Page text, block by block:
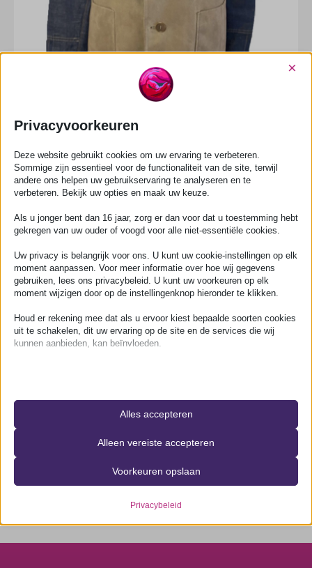
Aanvullende informatie
Aanvullende informatie
Privacyvoorkeuren
×
Deze website gebruikt cookies om uw ervaring te verbeteren.
Sommige zijn essentieel voor de functionaliteit van de site, terwijl
andere ons helpen uw gebruikservaring te analyseren en te
verbeteren. Bekijk uw opties en maak uw keuze.
Als u jonger bent dan 16 jaar, zorg er dan voor dat u toestemming hebt
gekregen van uw ouder of voogd voor alle niet-essentiële cookies.
Uw privacy is belangrijk voor ons. U kunt uw cookie-instellingen op elk
moment aanpassen. Voor meer informatie over hoe wij gegevens
gebruiken, lees ons privacybeleid. U kunt uw voorkeuren op elk
moment wijzigen door op de instellingenknop hieronder te klikken.
Houd er rekening mee dat als u ervoor kiest bepaalde soorten cookies
uit te schakelen, dit uw ervaring op de site en de services die wij
kunnen aanbieden, kan beïnvloeden.
noodzakelijk voor de correcte werking van de website. Deze
cookies en services vereisen geen toestemming van de gebruiker
Details weergeven
Deze cookies en services zijn noodzakelijk voor de correcte
werking van de website, maar hun gebruik vereist toestemming van
de gebruiker. Dit kan onder meer betalingsgateways, captcha-
services en geïntegreerde boekingsservices omvatten.
Details weergeven
Analyses
Alles accepteren
Alleen vereiste accepteren
Voorkeuren opslaan
Privacybeleid